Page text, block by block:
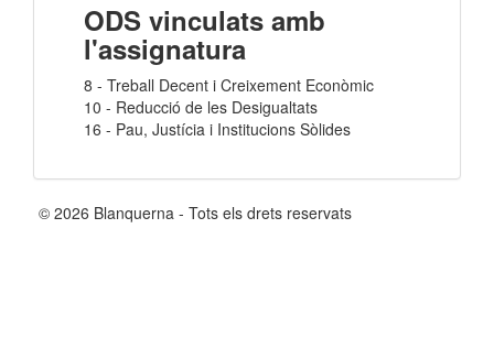
ODS vinculats amb
l'assignatura
8 - Treball Decent i Creixement Econòmic
10 - Reducció de les Desigualtats
16 - Pau, Justícia i Institucions Sòlides
© 2026 Blanquerna - Tots els drets reservats